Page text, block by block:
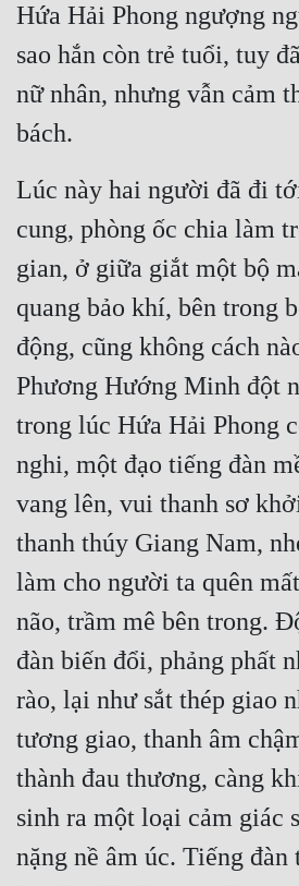
Linh Dị
Làm Giàu
Lịch Sử
Mạt Thế
Mỹ Thực
Ngôn Tình
Ngược
Phong Thủy - Tâm Linh
Phương Tây
Phản Phái
Quan Trường
Quân Sự
Sảng Văn
Thanh Xuân
Tiên Hiệp
Hứa Hải Phong ngượng
sao hắn còn trẻ tuổi, tuy
nữ nhân, nhưng vẫn cảm
bách.
Lúc này hai người đã đi
cung, phòng ốc chia làm
gian, ở giữa giắt một bộ
quang bảo khí, bên trong
động, cũng không cách
Phương Hướng Minh đột
trong lúc Hứa Hải Phong
nghi, một đạo tiếng đàn
vang lên, vui thanh sơ
thanh thúy Giang Nam,
làm cho người ta quên
não, trầm mê bên trong.
đàn biến đổi, phảng phất
rào, lại như sắt thép giao
tương giao, thanh âm
thành đau thương, càng
sinh ra một loại cảm giác
nặng nề âm úc. Tiếng